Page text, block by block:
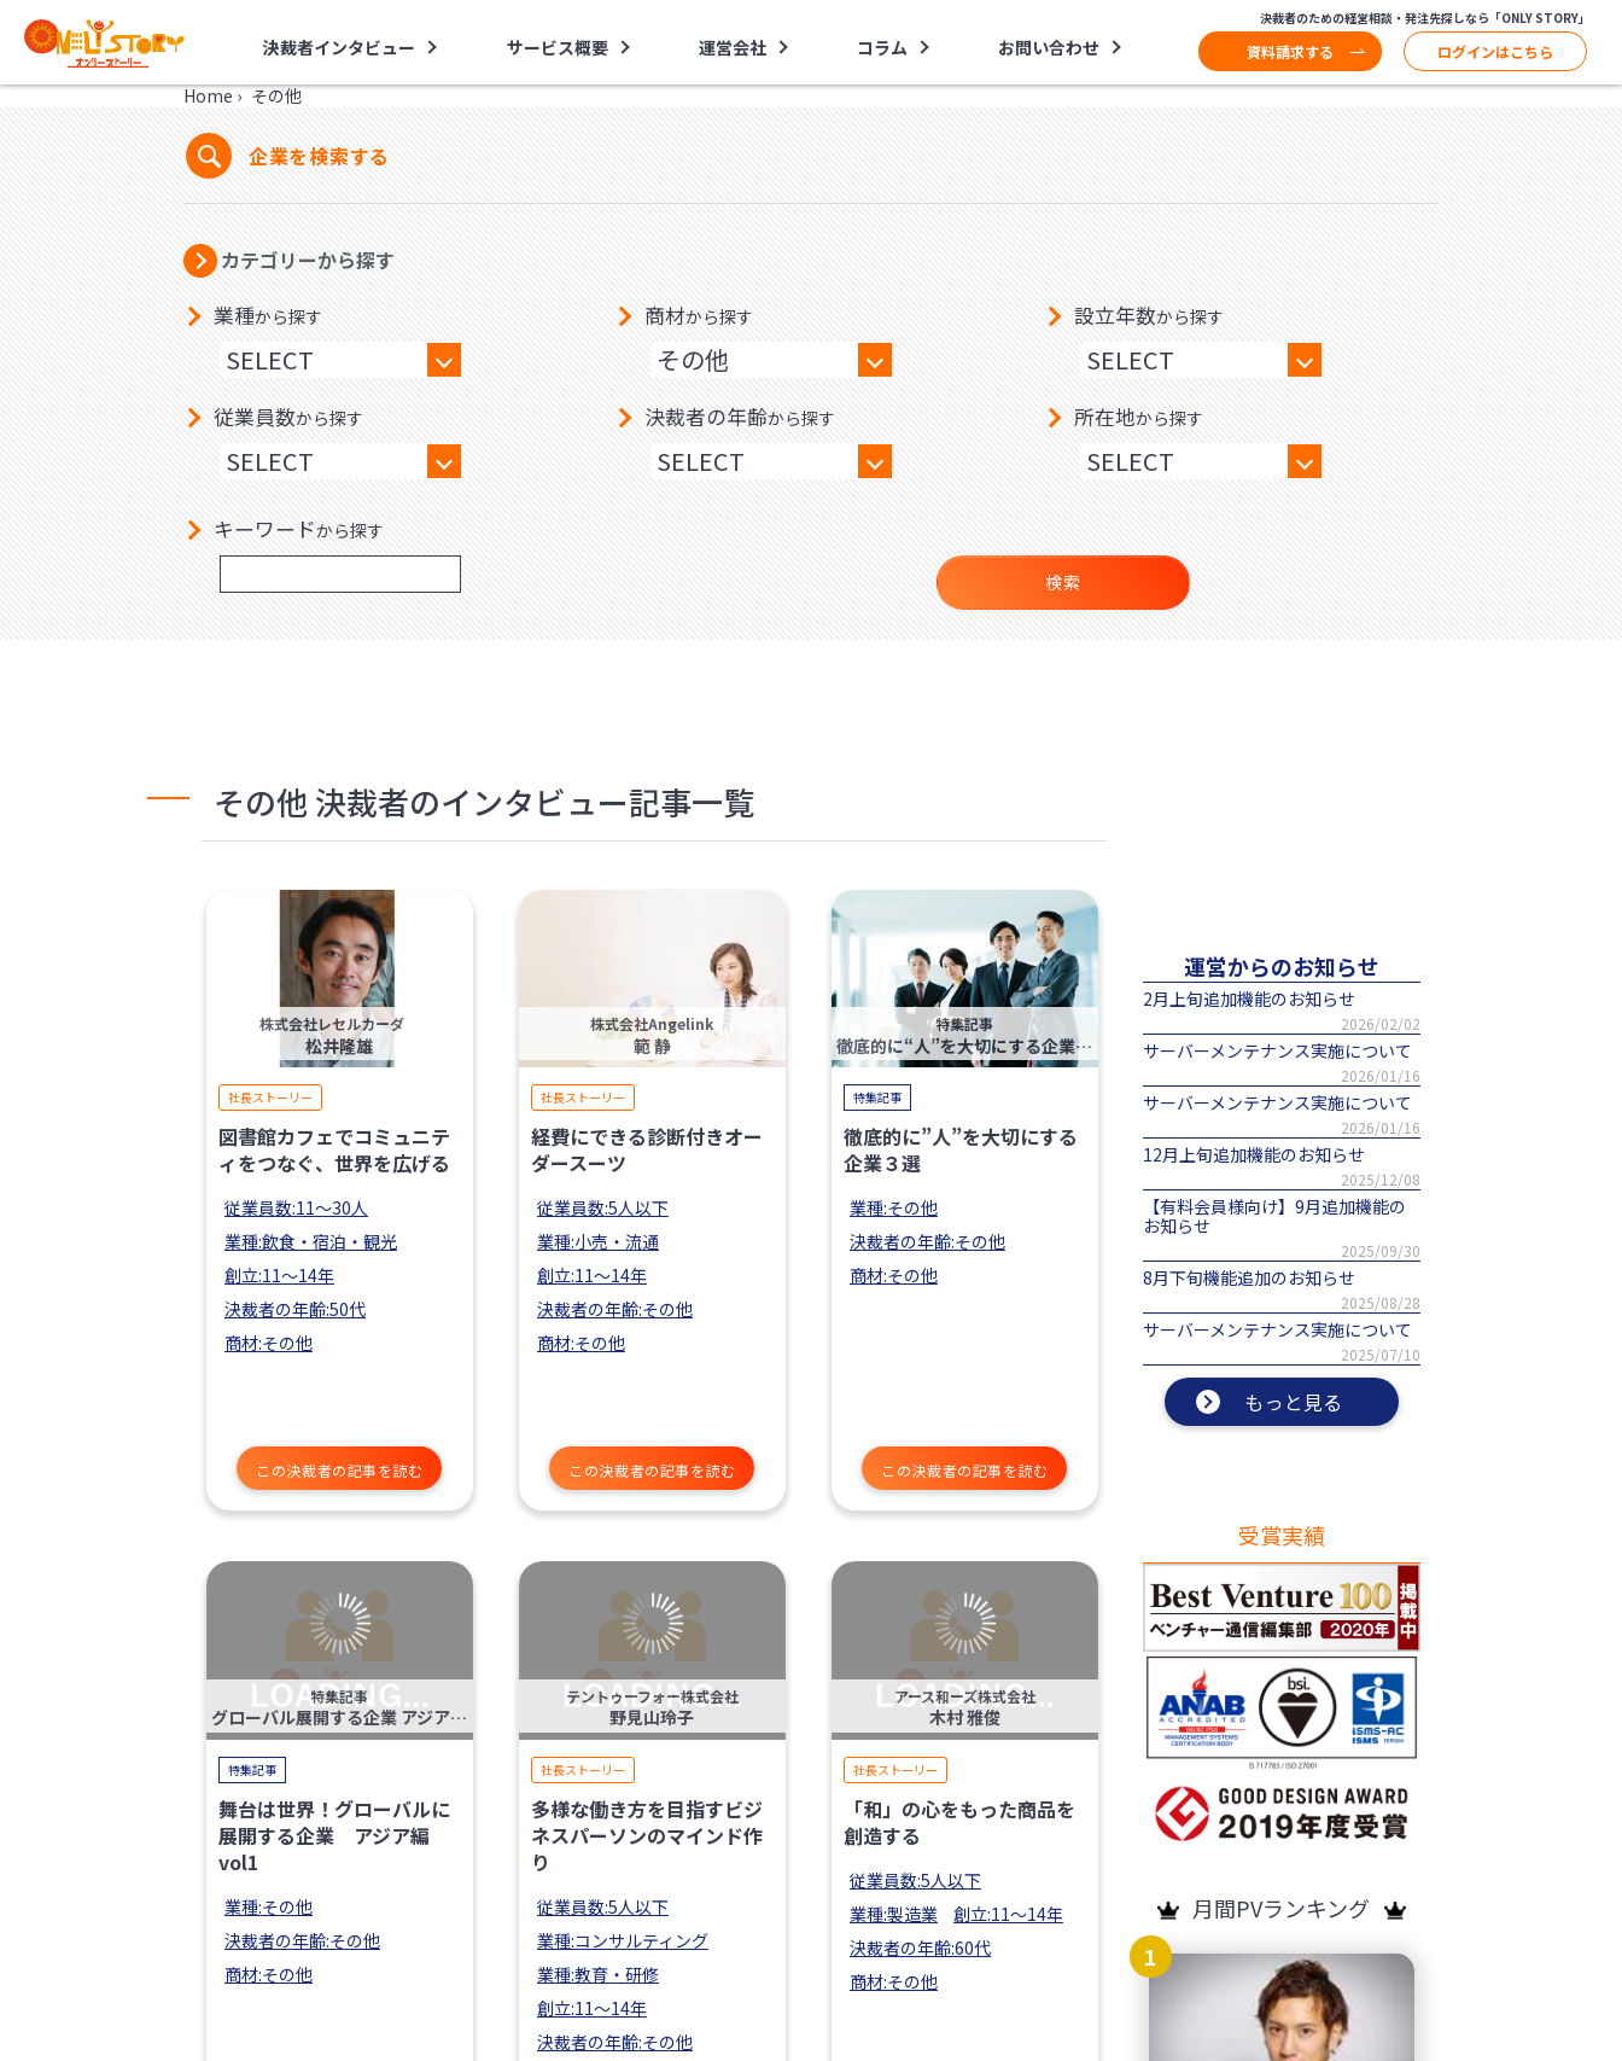
決裁者インタビュー サービス概要 運営会社 コラム お問い合わせ
決裁者のための経営相談・発注先探しなら「ONLY STORY」
資料請求する ログインはこちら
Home › その他
企業を検索する
カテゴリーから探す
業種から探す 商材から探す 設立年数から探す
従業員数から探す 決裁者の年齢から探す 所在地から探す
キーワードから探す
検索
その他 決裁者のインタビュー記事一覧
株式会社レセルカーダ
松井隆雄
社長ストーリー
図書館カフェでコミュニテ
ィをつなぐ、世界を広げる
従業員数:11〜30人
業種:飲食・宿泊・観光
創立:11〜14年
決裁者の年齢:50代
商材:その他
この決裁者の記事を読む
株式会社Angelink
範 静
社長ストーリー
経費にできる診断付きオー
ダースーツ
従業員数:5人以下
業種:小売・流通
創立:11〜14年
決裁者の年齢:その他
商材:その他
この決裁者の記事を読む
特集記事
徹底的に“人”を大切にする企業 3選
特集記事
徹底的に”人”を大切にする
企業３選
業種:その他
決裁者の年齢:その他
商材:その他
この決裁者の記事を読む
特集記事
グローバル展開する企業 アジア編vol1
特集記事
舞台は世界！グローバルに
展開する企業 アジア編
vol1
業種:その他
決裁者の年齢:その他
商材:その他
テントゥーフォー株式会社
野見山玲子
社長ストーリー
多様な働き方を目指すビジ
ネスパーソンのマインド作
り
従業員数:5人以下
業種:コンサルティング
業種:教育・研修
創立:11〜14年
決裁者の年齢:その他
アース和ーズ株式会社
木村 雅俊
社長ストーリー
「和」の心をもった商品を
創造する
従業員数:5人以下
業種:製造業
創立:11〜14年
決裁者の年齢:60代
商材:その他
運営からのお知らせ
2月上旬追加機能のお知らせ
2026/02/02
サーバーメンテナンス実施について
2026/01/16
サーバーメンテナンス実施について
2026/01/16
12月上旬追加機能のお知らせ
2025/12/08
【有料会員様向け】9月追加機能の
お知らせ
2025/09/30
8月下旬機能追加のお知らせ
2025/08/28
サーバーメンテナンス実施について
2025/07/10
もっと見る
受賞実績
月間PVランキング
1